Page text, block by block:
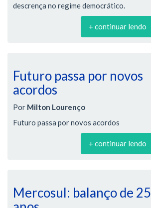
descrença no regime democrático.
+ continuar lendo
Futuro passa por novos
acordos
Por Milton Lourenço
Futuro passa por novos acordos
+ continuar lendo
Mercosul: balanço de 25